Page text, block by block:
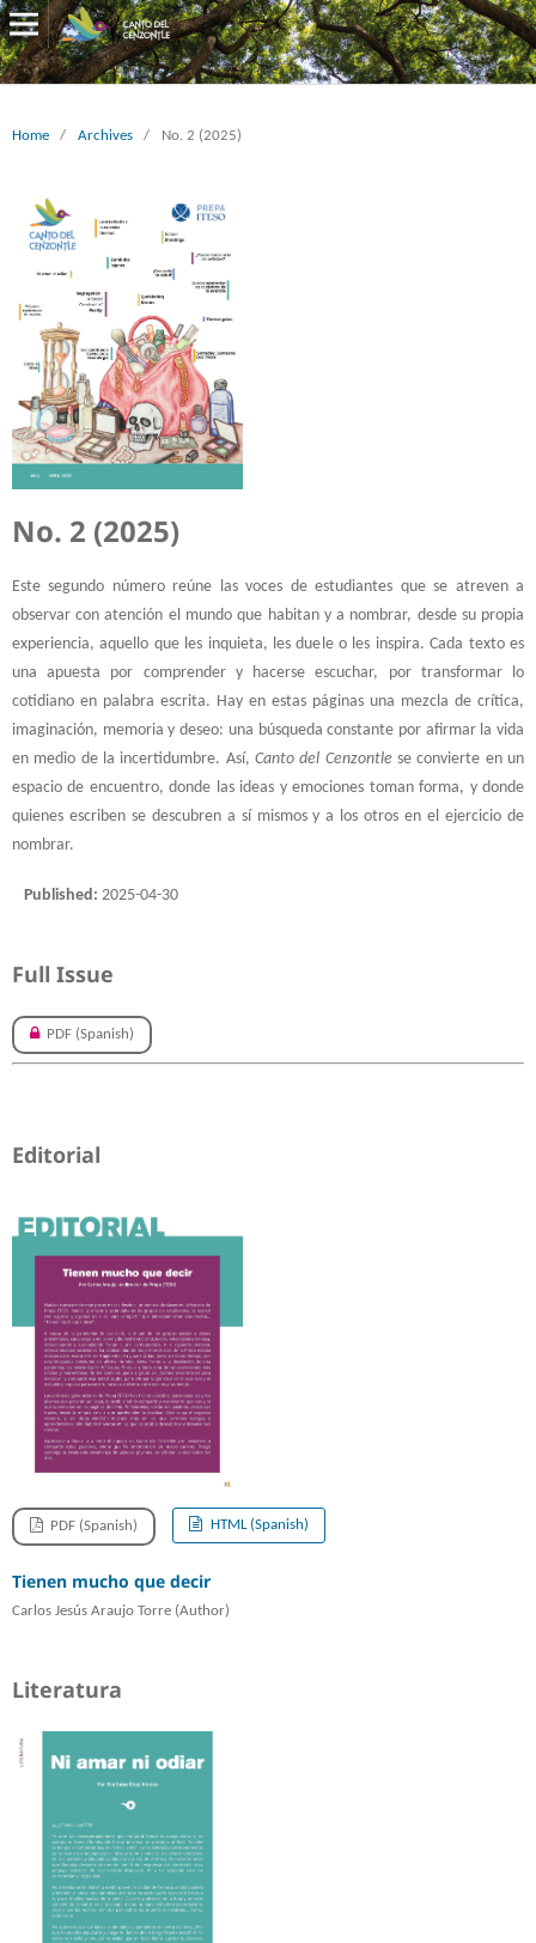
Home / Archives / No. 2 (2025)
No. 2 (2025)
Este segundo número reúne las voces de estudiantes que se atreven a
observar con atención el mundo que habitan y a nombrar, desde su propia
experiencia, aquello que les inquieta, les duele o les inspira. Cada texto es
una apuesta por comprender y hacerse escuchar, por transformar lo
cotidiano en palabra escrita. Hay en estas páginas una mezcla de crítica,
imaginación, memoria y deseo: una búsqueda constante por afirmar la vida
en medio de la incertidumbre. Así, Canto del Cenzontlese convierte en un
espacio de encuentro, donde las ideas y emociones toman forma, y donde
quienes escriben se descubren a sí mismos y a los otros en el ejercicio de
nombrar.
Published: 2025-04-30
Full Issue
PDF (Spanish)
Editorial
PDF (Spanish) HTML (Spanish)
Tienen mucho que decir
Carlos Jesús Araujo Torre (Author)
Literatura